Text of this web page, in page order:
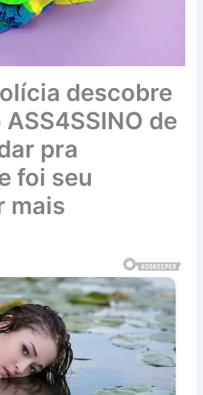
descobre
de
pra
foi seu
mais